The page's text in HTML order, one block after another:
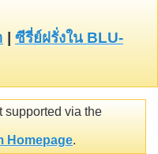
ซีรี่ย์ฝรั่งใน BLU-
supported via the
Homepage.